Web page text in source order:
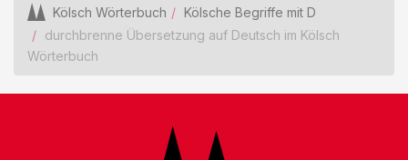
Kölsch Wörterbuch
Kölsche Begriffe mit D
durchbrenne Übersetzung auf Deutsch im Kölsch
Wörterbuch